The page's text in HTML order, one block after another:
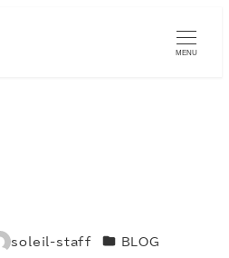
MENU
soleil-staff カテゴリー
BLOG